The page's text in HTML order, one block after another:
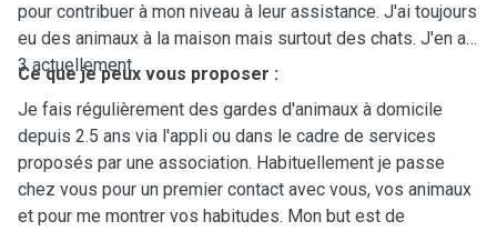
pour contribuer à mon niveau à leur assistance. J'ai toujours
eu des animaux à la maison mais surtout des chats. J'en ai
3 actuellement.
Ce que je peux vous proposer :
Je fais régulièrement des gardes d'animaux à domicile
depuis 2.5 ans via l'appli ou dans le cadre de services
proposés par une association. Habituellement je passe
chez vous pour un premier contact avec vous, vos animaux
et pour me montrer vos habitudes. Mon but est de